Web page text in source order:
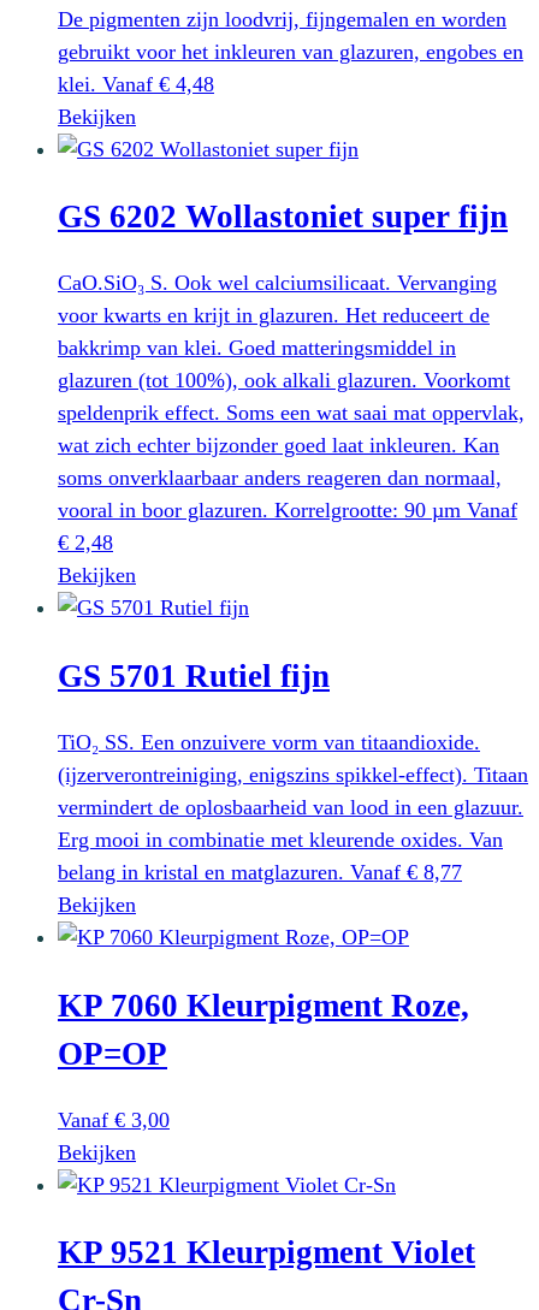
kan
gekozen
worden
op
de
De pigmenten zijn loodvrij, fijngemalen en worden
gebruikt voor het inkleuren van glazuren, engobes en
klei. Vanaf € 4,48
Bekijken
product
meerdere
Deze
optie
kan
gekozen
worden
op
de
productpagina
GS 6202 Wollastoniet super fijn
CaO.SiO₃ S. Ook wel calciumsilicaat. Vervanging
voor kwarts en krijt in glazuren. Het reduceert de
bakkrimp van klei. Goed matteringsmiddel in
glazuren (tot 100%), ook alkali glazuren. Voorkomt
speldenprik effect. Soms een wat saai mat oppervlak,
wat zich echter bijzonder goed laat inkleuren. Kan
soms onverklaarbaar anders reageren dan normaal,
vooral in boor glazuren. Korrelgrootte: 90 µm Vanaf
€ 2,48
Bekijken
product
meerdere
Deze
optie
kan
gekozen
worden
de
GS 5701 Rutiel fijn
TiO₂ SS. Een onzuivere vorm van titaandioxide.
(ijzerverontreiniging, enigszins spikkel-effect). Titaan
vermindert de oplosbaarheid van lood in een glazuur.
Erg mooi in combinatie met kleurende oxides. Van
belang in kristal en matglazuren. Vanaf € 8,77
Bekijken
product
meerdere
Deze
kan
gekozen
worden
de
productpagina
KP 7060 Kleurpigment Roze,
OP=OP
Vanaf € 3,00
Bekijken
product
meerdere
KP 9521 Kleurpigment Violet
Cr-Sn